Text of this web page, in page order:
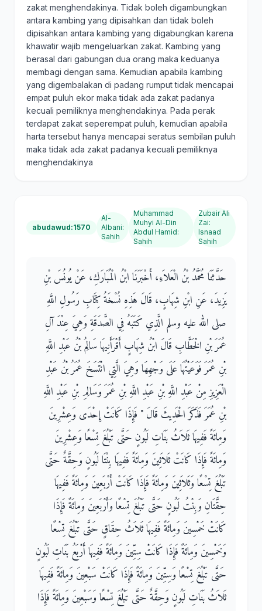
zakat menghendakinya. Tidak boleh digambungkan
antara kambing yang dipisahkan dan tidak boleh
dipisahkan antara kambing yang digabungkan karena
khawatir wajib mengeluarkan zakat. Kambing yang
berasal dari gabungan dua orang maka keduanya
membagi dengan sama. Kemudian apabila kambing
yang digembalakan di padang rumput tidak mencapai
empat puluh ekor maka tidak ada zakat padanya
kecuali pemiliknya menghendakinya. Pada perak
terdapat zakat seperempat puluh, kemudian apabila
harta tersebut hanya mencapai seratus sembilan puluh
maka tidak ada zakat padanya kecuali pemiliknya
menghendakinya
abudawud:1570
Al-
Albani:
Sahih
Muhammad
Muhyi Al-Din
Abdul Hamid:
Sahih
Zubair Ali
Zai:
Isnaad
Sahih
حَدَّثَنَا مُحَمَّدُ بْنُ الْعَلاَءِ، أَخْبَرَنَا ابْنُ الْمُبَارَكِ، عَنْ يُونُسَ بْنِ
يَزِيدَ، عَنِ ابْنِ شِهَابٍ، قَالَ هَذِهِ نُسْخَةُ كِتَابِ رَسُولِ اللَّهِ
صلى الله عليه وسلم الَّذِي كَتَبَهُ فِي الصَّدَقَةِ وَهِيَ عِنْدَ آلِ
عُمَرَ بْنِ الْخَطَّابِ قَالَ ابْنُ شِهَابٍ أَقْرَأَنِيهَا سَالِمُ بْنُ عَبْدِ اللَّهِ
بْنِ عُمَرَ فَوَعَيْتُهَا عَلَى وَجْهِهَا وَهِيَ الَّتِي انْتَسَخَ عُمَرُ بْنُ عَبْدِ
الْعَزِيزِ مِنْ عَبْدِ اللَّهِ بْنِ عَبْدِ اللَّهِ بْنِ عُمَرَ وَسَالِمِ بْنِ عَبْدِ اللَّهِ
بْنِ عُمَرَ فَذَكَرَ الْحَدِيثَ قَالَ ‏"‏ فَإِذَا كَانَتْ إِحْدَى وَعِشْرِينَ
وَمِائَةً فَفِيهَا ثَلاَثُ بَنَاتِ لَبُونٍ حَتَّى تَبْلُغَ تِسْعًا وَعِشْرِينَ
وَمِائَةً فَإِذَا كَانَتْ ثَلاَثِينَ وَمِائَةً فَفِيهَا بِنْتَا لَبُونٍ وَحِقَّةٌ حَتَّى
تَبْلُغَ تِسْعًا وَثَلاَثِينَ وَمِائَةً فَإِذَا كَانَتْ أَرْبَعِينَ وَمِائَةً فَفِيهَا
حِقَّتَانِ وَبِنْتُ لَبُونٍ حَتَّى تَبْلُغَ تِسْعًا وَأَرْبَعِينَ وَمِائَةً فَإِذَا
كَانَتْ خَمْسِينَ وَمِائَةً فَفِيهَا ثَلاَثُ حِقَاقٍ حَتَّى تَبْلُغَ تِسْعًا
وَخَمْسِينَ وَمِائَةً فَإِذَا كَانَتْ سِتِّينَ وَمِائَةً فَفِيهَا أَرْبَعُ بَنَاتِ لَبُونٍ
حَتَّى تَبْلُغَ تِسْعًا وَسِتِّينَ وَمِائَةً فَإِذَا كَانَتْ سَبْعِينَ وَمِائَةً فَفِيهَا
ثَلاَثُ بَنَاتِ لَبُونٍ وَحِقَّةٌ حَتَّى تَبْلُغَ تِسْعًا وَسَبْعِينَ وَمِائَةً فَإِذَا